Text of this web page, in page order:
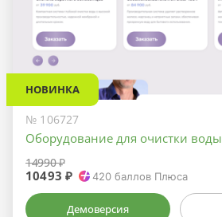
НОВИНКА
№ 106727
Оборудование для очистки воды
14990 ₽
10493 ₽ 420 баллов Плюса
Демоверсия